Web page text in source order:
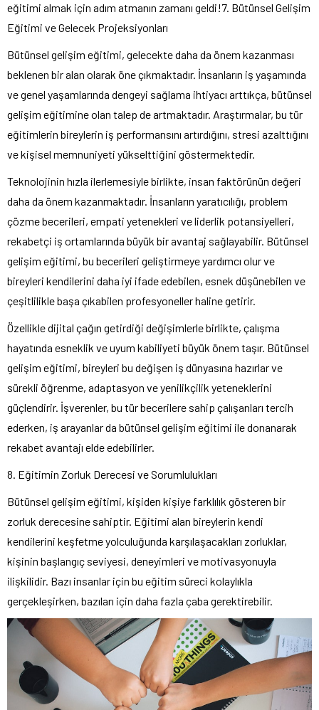
eğitimi almak için adım atmanın zamanı geldi!7. Bütünsel Gelişim
Eğitimi ve Gelecek Projeksiyonları
Bütünsel gelişim eğitimi, gelecekte daha da önem kazanması
beklenen bir alan olarak öne çıkmaktadır. İnsanların iş yaşamında
ve genel yaşamlarında dengeyi sağlama ihtiyacı arttıkça, bütünsel
gelişim eğitimine olan talep de artmaktadır. Araştırmalar, bu tür
eğitimlerin bireylerin iş performansını artırdığını, stresi azalttığını
ve kişisel memnuniyeti yükselttiğini göstermektedir.
Teknolojinin hızla ilerlemesiyle birlikte, insan faktörünün değeri
daha da önem kazanmaktadır. İnsanların yaratıcılığı, problem
çözme becerileri, empati yetenekleri ve liderlik potansiyelleri,
rekabetçi iş ortamlarında büyük bir avantaj sağlayabilir. Bütünsel
gelişim eğitimi, bu becerileri geliştirmeye yardımcı olur ve
bireyleri kendilerini daha iyi ifade edebilen, esnek düşünebilen ve
çeşitlilikle başa çıkabilen profesyoneller haline getirir.
Özellikle dijital çağın getirdiği değişimlerle birlikte, çalışma
hayatında esneklik ve uyum kabiliyeti büyük önem taşır. Bütünsel
gelişim eğitimi, bireyleri bu değişen iş dünyasına hazırlar ve
sürekli öğrenme, adaptasyon ve yenilikçilik yeteneklerini
güçlendirir. İşverenler, bu tür becerilere sahip çalışanları tercih
ederken, iş arayanlar da bütünsel gelişim eğitimi ile donanarak
rekabet avantajı elde edebilirler.
8. Eğitimin Zorluk Derecesi ve Sorumlulukları
Bütünsel gelişim eğitimi, kişiden kişiye farklılık gösteren bir
zorluk derecesine sahiptir. Eğitimi alan bireylerin kendi
kendilerini keşfetme yolculuğunda karşılaşacakları zorluklar,
kişinin başlangıç seviyesi, deneyimleri ve motivasyonuyla
ilişkilidir. Bazı insanlar için bu eğitim süreci kolaylıkla
gerçekleşirken, bazıları için daha fazla çaba gerektirebilir.